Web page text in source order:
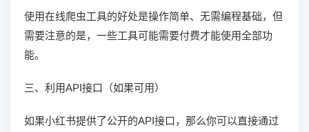
使用在线爬虫工具的好处是操作简单、无需编程基础，但
需要注意的是，一些工具可能需要付费才能使用全部功
能。
三、利用API接口（如果可用）
如果小红书提供了公开的API接口，那么你可以直接通过